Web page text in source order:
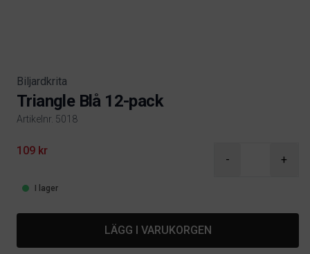
Biljardkrita
Triangle Blå 12-pack
Artikelnr. 5018
Product information
109 kr
- +
I lager
LÄGG I VARUKORGEN